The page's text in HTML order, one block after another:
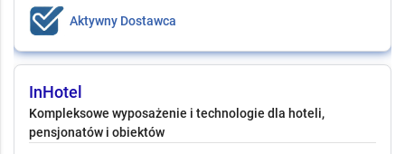
Aktywny Dostawca
Kompleksowe wyposażenie i
technologie dla hoteli, pensjonatów i obiektów